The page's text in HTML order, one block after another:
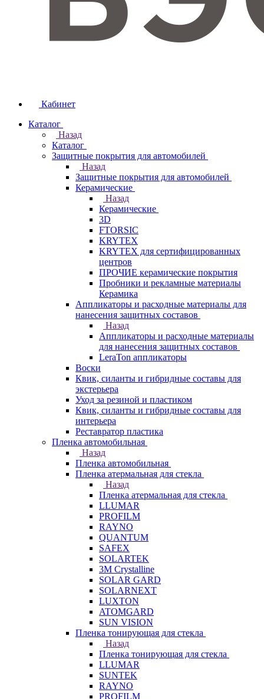
Кабинет
Каталог
Назад
Каталог
Защитные покрытия для автомобилей
Назад
Защитные покрытия для автомобилей
Керамические
Назад
Керамические
3D
FTORSIC
KRYTEX
KRYTEX для сертифицированных
центров
ПРОЧИЕ керамические покрытия
Пробники и рекламные материалы
Керамика
Аппликаторы и расходные материалы для
нанесения защитных составов
Назад
Аппликаторы и расходные материалы
для нанесения защитных составов
LeraTon аппликаторы
Воски
Квик, силанты и гибридные составы для
экстерьера
Уход за резиной и пластиком
Квик, силанты и гибридные составы для
интерьера
Реставратор пластика
Пленка автомобильная
Назад
Пленка автомобильная
Пленка атермальная для стекла
Назад
Пленка атермальная для стекла
LLUMAR
PROFILM
RAYNO
QUANTUM
SAFEX
SOLARTEK
3M Crystalline
SOLAR GARD
SOLARNEXT
LUXTON
ATOMGARD
SUN VISION
Пленка тонирующая для стекла
Назад
Пленка тонирующая для стекла
LLUMAR
SUNTEK
RAYNO
PROFILM